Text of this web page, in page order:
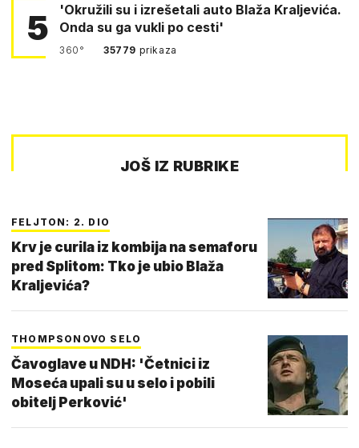
5
'Okružili su i izrešetali auto Blaža Kraljevića.
Onda su ga vukli po cesti'
360° 35779 prikaza
JOŠ IZ RUBRIKE
FELJTON: 2. DIO
Krv je curila iz kombija na semaforu
pred Splitom: Tko je ubio Blaža
Kraljevića?
THOMPSONOVO SELO
Čavoglave u NDH: 'Četnici iz
Moseća upali su u selo i pobili
obitelj Perković'